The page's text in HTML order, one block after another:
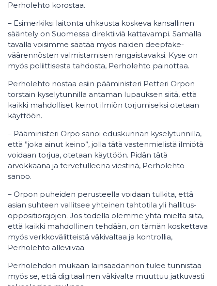
Perholehto korostaa.
– Esimerkiksi laitonta uhkausta koskeva kansallinen
sääntely on Suomessa direktiiviä kattavampi. Samalla
tavalla voisimme säätää myös näiden deepfake-
väärennösten valmistamisen rangaistavaksi. Kyse on
myös poliittisesta tahdosta, Perholehto painottaa.
Perholehto nostaa esiin pääministeri Petteri Orpon
torstain kyselytunnilla antaman lupauksen siitä, että
kaikki mahdolliset keinot ilmiön torjumiseksi otetaan
käyttöön.
– Pääministeri Orpo sanoi eduskunnan kyselytunnilla,
että ”joka ainut keino”, jolla tätä vastenmielistä ilmiötä
voidaan torjua, otetaan käyttöön. Pidän tätä
arvokkaana ja tervetulleena viestinä, Perholehto
sanoo.
– Orpon puheiden perusteella voidaan tulkita, että
asian suhteen vallitsee yhteinen tahtotila yli hallitus-
oppositiorajojen. Jos todella olemme yhtä mieltä siitä,
että kaikki mahdollinen tehdään, on tämän koskettava
myös verkkovälitteistä väkivaltaa ja kontrollia,
Perholehto alleviivaa.
Perholehdon mukaan lainsäädännön tulee tunnistaa
myös se, että digitaalinen väkivalta muuttuu jatkuvasti